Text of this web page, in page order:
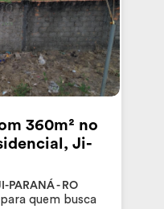
360m² no
Ji-
PARANÁ - RO
quem busca